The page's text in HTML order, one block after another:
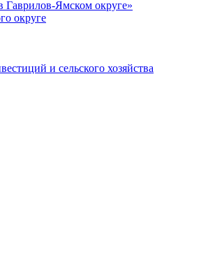
Ямском округе»
округе
и сельского хозяйства